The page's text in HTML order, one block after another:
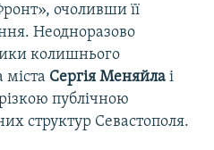
очоливши її
Неодноразово
колишнього
міста Сергія Меняйла і
різкою публічною
структур Севастополя.